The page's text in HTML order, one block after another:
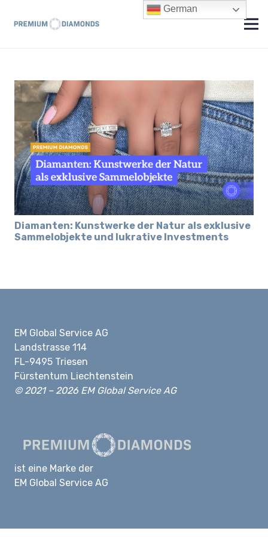
Diamanten: Kunstwerke der Natur als exklusive
Sammelobjekte und lukrative Investments
EM Global Service AG
Landstrasse 114
FL-9495 Triesen
Fürstentum Liechtenstein
© 2021 – 2026 EM Global Service AG
ist eine Marke der
EM Global Service AG
German